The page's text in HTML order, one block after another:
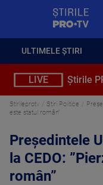
ULTIMELE ȘTIRI
LIVE Știrile
Stirileprotv Stiri Politice
este statul român”
Președintele
la CEDO:
român”